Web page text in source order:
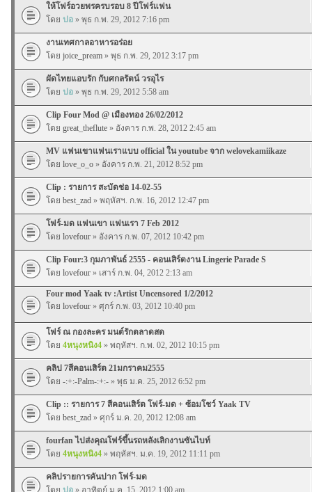
ให้โฟร์อวยพรครบรอบ 8 ปีโฟร์แฟน
โดย ปอ » พุธ ก.พ. 29, 2012 7:16 pm
งานเทศกาลอาหารอร่อย
โดย joice_pream » พุธ ก.พ. 29, 2012 3:17 pm
ผัดไทยแอบรัก กับศกลรัตน์ วรอุไร
โดย ปอ » พุธ ก.พ. 29, 2012 5:58 am
Clip Four Mod @ เมืองทอง 26/02/2012
โดย great_theflute » อังคาร ก.พ. 28, 2012 2:45 am
MV แฟนเขาแฟนเราแบบ official ใน youtube จาก welovekamiikaze
โดย love_o_o » อังคาร ก.พ. 21, 2012 8:52 pm
Clip : รายการ สะบัดช่อ 14-02-55
โดย best_zad » พฤหัสฯ. ก.พ. 16, 2012 12:47 pm
โฟร์-มด แฟนเขา แฟนเรา 7 Feb 2012
โดย lovefour » อังคาร ก.พ. 07, 2012 10:42 pm
Clip Four:3 กุมภาพันธ์ 2555 - คอนเสิร์ตงาน Lingerie Parade S
โดย lovefour » เสาร์ ก.พ. 04, 2012 2:13 am
Four mod Yaak tv :Artist Uncensored 1/2/2012
โดย lovefour » ศุกร์ ก.พ. 03, 2012 10:40 pm
โฟร์ ณ กองละคร มนต์รักตลาดสด
โดย 4หนุงหนิง4 » พฤหัสฯ. ก.พ. 02, 2012 10:15 pm
คลิป 7สีคอนเสิร์ต 21มกราคม2555
โดย -:+:-Palm-:+:- » พุธ ม.ค. 25, 2012 6:52 pm
Clip :: รายการ 7 สีคอนเสิร์ต โฟร์-มด + ซ้อมโชว์ Yaak TV
โดย best_zad » ศุกร์ ม.ค. 20, 2012 12:08 am
fourfan ไปส่งคุณโฟร์ขึ้นรถหลังเลิกงานซันไบท์
โดย 4หนุงหนิง4 » พฤหัสฯ. ม.ค. 19, 2012 11:11 pm
คลิปรายการคันปาก โฟร์-มด
โดย ปอ » อาทิตย์ ม.ค. 15, 2012 1:00 am